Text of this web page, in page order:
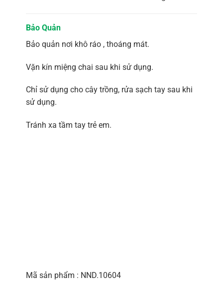
Bảo Quản
Bảo quản nơi khô ráo , thoáng mát.
Vặn kín miệng chai sau khi sử dụng.
Chỉ sử dụng cho cây trồng, rửa sạch tay sau khi
sử dụng.
Tránh xa tầm tay trẻ em.
Mã sản phẩm : NND.10604